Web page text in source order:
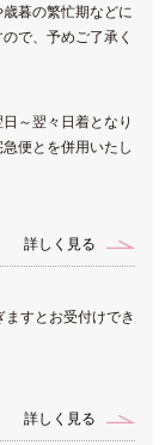
暮の繁忙期などに
で、予めご了承く
～翌々日着となり
便とを併用いたし
詳しく見る
すとお受付けでき
詳しく見る